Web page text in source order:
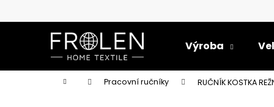
Výroba
Domů Pracovní ručníky RUČNÍK KOSTKA
o
k
Zpět
Zpět